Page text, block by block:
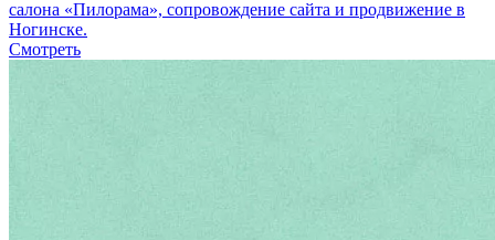
салона «Пилорама», сопровождение сайта и продвижение в
Ногинске.
Смотреть